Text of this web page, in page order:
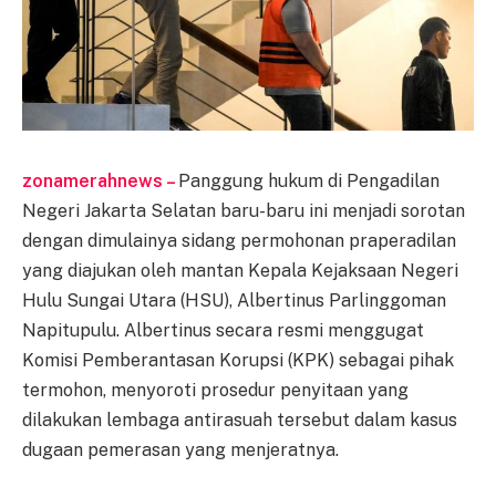
zonamerahnews – Panggung hukum di Pengadilan
Negeri Jakarta Selatan baru-baru ini menjadi sorotan
dengan dimulainya sidang permohonan praperadilan
yang diajukan oleh mantan Kepala Kejaksaan Negeri
Hulu Sungai Utara (HSU), Albertinus Parlinggoman
Napitupulu. Albertinus secara resmi menggugat
Komisi Pemberantasan Korupsi (KPK) sebagai pihak
termohon, menyoroti prosedur penyitaan yang
dilakukan lembaga antirasuah tersebut dalam kasus
dugaan pemerasan yang menjeratnya.